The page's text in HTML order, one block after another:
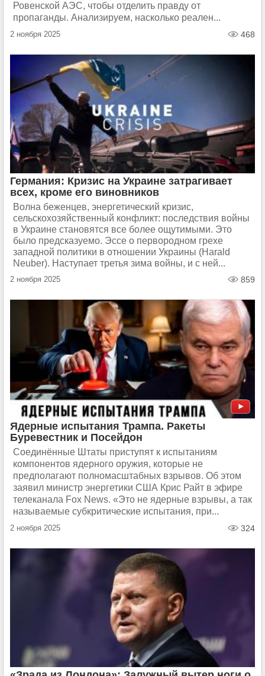
Ровенской АЭС, чтобы отделить правду от
пропаганды. Анализируем, насколько реален...
2 ноября 2025 468
Германия: Кризис на Украине затрагивает
всех, кроме его виновников
Волна беженцев, энергетический кризис,
сельскохозяйственный конфликт: последствия войны
в Украине становятся все более ощутимыми. Это
было предсказуемо. Эссе о первородном грехе
западной политики в отношении Украины (Harald
Neuber). Наступает третья зима войны, и с ней...
2 ноября 2025 859
Ядерные испытания Трампа. Ракеты
Буревестник и Посейдон
Соединённые Штаты приступят к испытаниям
компонентов ядерного оружия, которые не
предполагают полномасштабных взрывов. Об этом
заявил министр энергетики США Крис Райт в эфире
телеканала Fox News. «Это не ядерные взрывы, а так
называемые субкритические испытания, при...
2 ноября 2025 324